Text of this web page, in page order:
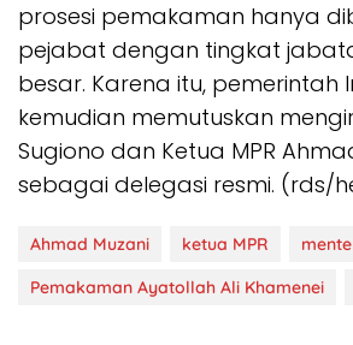
prosesi pemakaman hanya
pejabat dengan tingkat
besar. Karena itu, pemerintah
kemudian memutuskan
Sugiono dan Ketua MPR
sebagai delegasi resmi. (rds/
Ahmad Muzani ketua MPR
Pemakaman Ayatollah Ali Khamenei